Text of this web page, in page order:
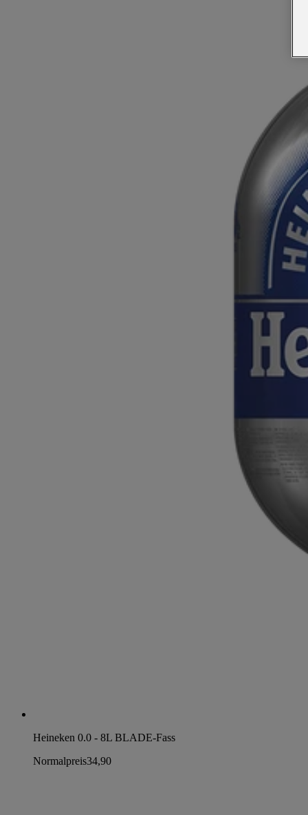
Heineken 0.0 - 8L BLADE-Fass
Normalpreis34,90